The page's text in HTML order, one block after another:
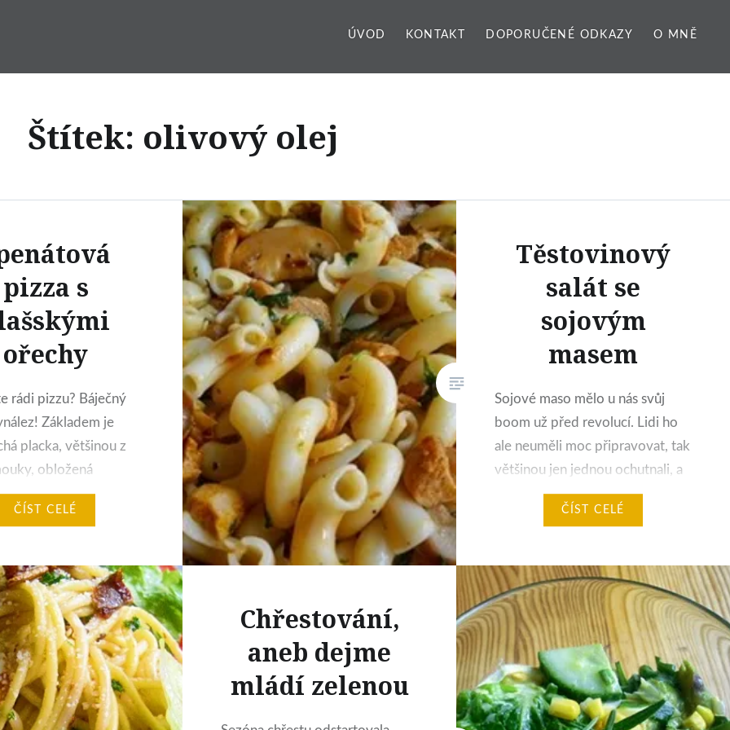
ÚVOD KONTAKT DOPORUČENÉ ODKAZY O MNĚ
Štítek: olivový olej
pizza s
ořechy
rádi pizzu? Báječný
Základem je
placka, většinou z
obložená
Každý si tak
pizzu tak, jak mu
Mně nejvíce chutná
pizza. V kombinaci s
slaninou, vlašskými
je to vážně
vlašských ořechů
ČÍST CELÉ
Těstovinový
salát se
sojovým
masem
Sojové maso mělo u nás svůj
boom už před revolucí. Lidi ho
ale neuměli moc připravovat, tak
většinou jen jednou ochutnali, a
tím tato surovina v jejich kuchyni
skončila. Je to škoda, protože
upravíte, je plnohodnotnou a
chutnou náhražkou masa. Sojové
nudličky mají například 49%
bílkovin a 16% vlákniny. Tuku
mají jen…
ČÍST CELÉ
Chřestování,
aneb dejme
mládí zelenou